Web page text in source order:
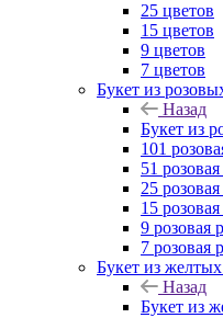
25 цветов
15 цветов
9 цветов
7 цветов
Букет из
Назад
Букет из
101
51 розовая
25 розовая
15 розовая
9 розовая
7 розовая
Букет из
Назад
Букет из